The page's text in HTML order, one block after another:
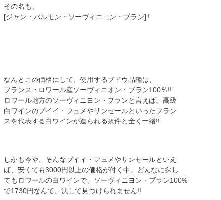
その名も、
[ジャン・バルモン・ソーヴィニヨン・ブラン]!!
なんとこの価格にして、使用するブドウ品種は、
フランス・ロワール産ソーヴィニオン・ブラン100％!!
ロワール地方のソーヴィニヨン・ブランと言えば、高級
白ワインのプイイ・フュメやサンセールといったフラン
スを代表する白ワインが造られる条件と全く一緒!!
しかも今や、そんなプイイ・フュメやサンセールといえ
ば、安くても3000円以上の価格が付く中、どんなに探し
てもロワールの白ワインで、ソーヴィニヨン・ブラン100%
で1730円なんて、決して見つけられません!!